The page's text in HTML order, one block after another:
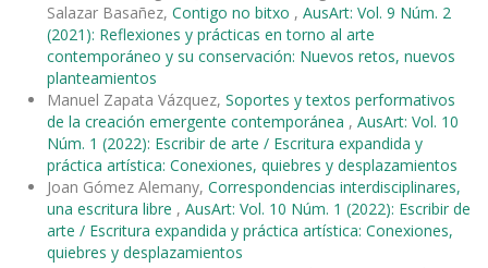
Salazar Basañez, Contigo no bitxo , AusArt: Vol. 9 Núm. 2
(2021): Reflexiones y prácticas en torno al arte
contemporáneo y su conservación: Nuevos retos, nuevos
planteamientos
Manuel Zapata Vázquez, Soportes y textos performativos
de la creación emergente contemporánea , AusArt: Vol. 10
Núm. 1 (2022): Escribir de arte / Escritura expandida y
práctica artística: Conexiones, quiebres y desplazamientos
Joan Gómez Alemany, Correspondencias interdisciplinares,
una escritura libre , AusArt: Vol. 10 Núm. 1 (2022): Escribir de
arte / Escritura expandida y práctica artística: Conexiones,
quiebres y desplazamientos